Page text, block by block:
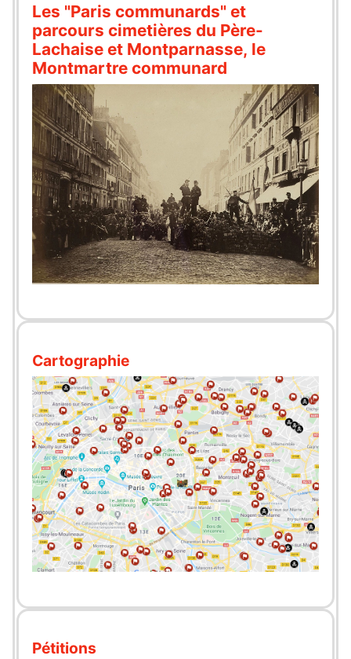
Les "Paris communards" et
parcours cimetières du Père-
Lachaise et Montparnasse, le
Montmartre communard
Cartographie
Pétitions